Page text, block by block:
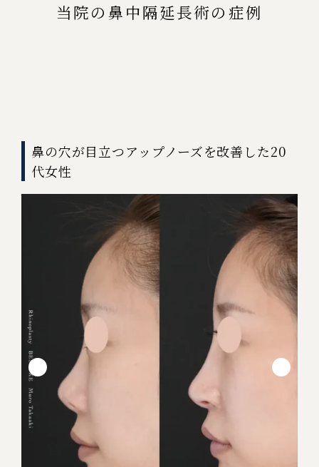
当院の鼻中隔延長術の症例
鼻の穴が目立つアップノーズを改善した20
代女性